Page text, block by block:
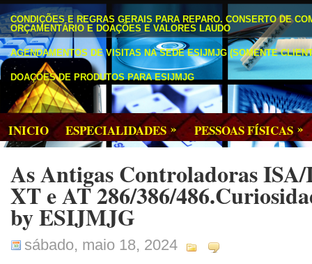
CONDIÇÕES E REGRAS GERAIS PARA REPARO. CONSERTO DE
ORÇAMENTÁRIO E DOAÇÕES E VALORES LAUDO
AGENDAMENTOS DE VISITAS NA SEDE ESIJMJG (SOMENTE
DOAÇÕES DE PRODUTOS PARA ESIJMJG
INICIO ESPECIALIDADES » PESSOAS FÍSICAS »
As Antigas Controladoras
XT e AT 286/386/
by ESIJMJG
sábado, maio 18, 2024